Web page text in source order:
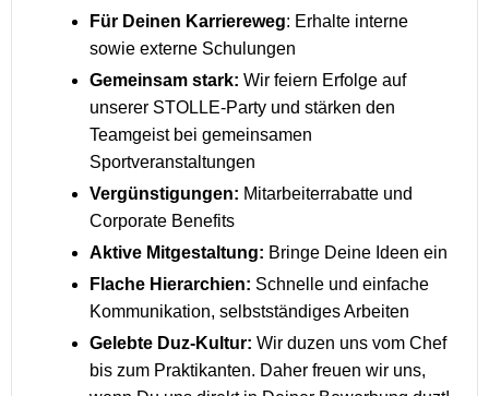
Für Deinen Karriereweg: Erhalte interne
sowie externe Schulungen
Gemeinsam stark: Wir feiern Erfolge auf
unserer STOLLE-Party und stärken den
Teamgeist bei gemeinsamen
Sportveranstaltungen
Vergünstigungen: Mitarbeiterrabatte und
Corporate Benefits
Aktive Mitgestaltung: Bringe Deine Ideen ein
Flache Hierarchien: Schnelle und einfache
Kommunikation, selbstständiges Arbeiten
Gelebte Duz-Kultur: Wir duzen uns vom Chef
bis zum Praktikanten. Daher freuen wir uns,